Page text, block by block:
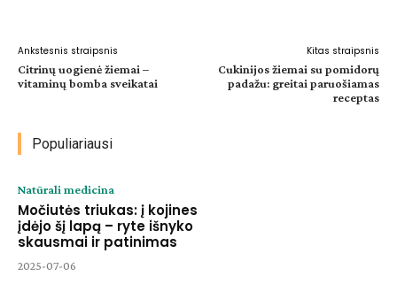
Ankstesnis straipsnis
Citrinų uogienė žiemai –
vitaminų bomba sveikatai
Kitas straipsnis
Cukinijos žiemai su pomidorų
padažu: greitai paruošiamas
receptas
Populiariausi
Natūrali medicina
Močiutės triukas: į kojines
įdėjo šį lapą – ryte išnyko
skausmai ir patinimas
2025-07-06